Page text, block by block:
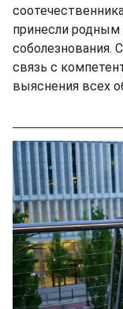
принесли родным
соболезнования.
связь с
выяснения всех